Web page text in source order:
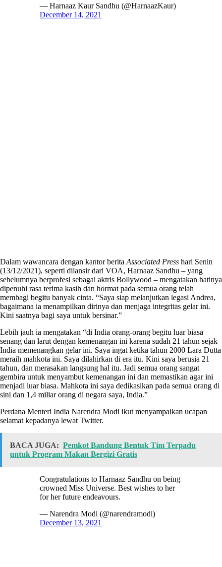
— Harnaaz Kaur Sandhu (@HarnaazKaur)
December 14, 2021
Dalam wawancara dengan kantor berita Associated Press hari Senin
(13/12/2021), seperti dilansir dari VOA, Harnaaz Sandhu – yang
sebelumnya berprofesi sebagai aktris Bollywood – mengatakan hatinya
dipenuhi rasa terima kasih dan hormat pada semua orang telah
membagi begitu banyak cinta. “Saya siap melanjutkan legasi Andrea,
bagaimana ia menampilkan dirinya dan menjaga integritas gelar ini.
Kini saatnya bagi saya untuk bersinar.”
Lebih jauh ia mengatakan “di India orang-orang begitu luar biasa
senang dan larut dengan kemenangan ini karena sudah 21 tahun sejak
India memenangkan gelar ini. Saya ingat ketika tahun 2000 Lara Dutta
meraih mahkota ini. Saya dilahirkan di era itu. Kini saya berusia 21
tahun, dan merasakan langsung hal itu. Jadi semua orang sangat
gembira untuk menyambut kemenangan ini dan memastikan agar ini
menjadi luar biasa. Mahkota ini saya dedikasikan pada semua orang di
sini dan 1,4 miliar orang di negara saya, India.”
Perdana Menteri India Narendra Modi ikut menyampaikan ucapan
selamat kepadanya lewat Twitter.
BACA JUGA: Pemkot Bandung Bentuk Tim Terpadu
untuk Program Makan Bergizi Gratis
Congratulations to Harnaaz Sandhu on being
crowned Miss Universe. Best wishes to her
for her future endeavours.
— Narendra Modi (@narendramodi)
December 13, 2021